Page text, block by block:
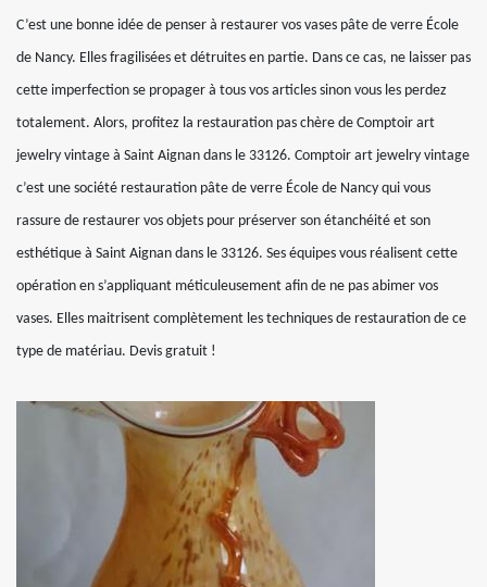
C’est une bonne idée de penser à restaurer vos vases pâte de verre École
de Nancy. Elles fragilisées et détruites en partie. Dans ce cas, ne laisser pas
cette imperfection se propager à tous vos articles sinon vous les perdez
totalement. Alors, profitez la restauration pas chère de Comptoir art
jewelry vintage à Saint Aignan dans le 33126. Comptoir art jewelry vintage
c’est une société restauration pâte de verre École de Nancy qui vous
rassure de restaurer vos objets pour préserver son étanchéité et son
esthétique à Saint Aignan dans le 33126. Ses équipes vous réalisent cette
opération en s’appliquant méticuleusement afin de ne pas abimer vos
vases. Elles maitrisent complètement les techniques de restauration de ce
type de matériau. Devis gratuit !